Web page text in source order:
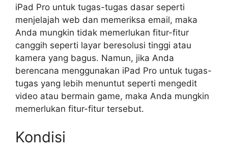
iPad Pro untuk tugas-tugas dasar seperti
menjelajah web dan memeriksa email, maka
Anda mungkin tidak memerlukan fitur-fitur
canggih seperti layar beresolusi tinggi atau
kamera yang bagus. Namun, jika Anda
berencana menggunakan iPad Pro untuk tugas-
tugas yang lebih menuntut seperti mengedit
video atau bermain game, maka Anda mungkin
memerlukan fitur-fitur tersebut.
Kondisi